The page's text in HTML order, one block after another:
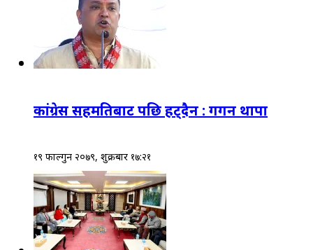
कांग्रेस सहमतिबाट पछि हट्दैन : गगन थापा
१९ फाल्गुन २०७९, शुक्रबार १७:२१